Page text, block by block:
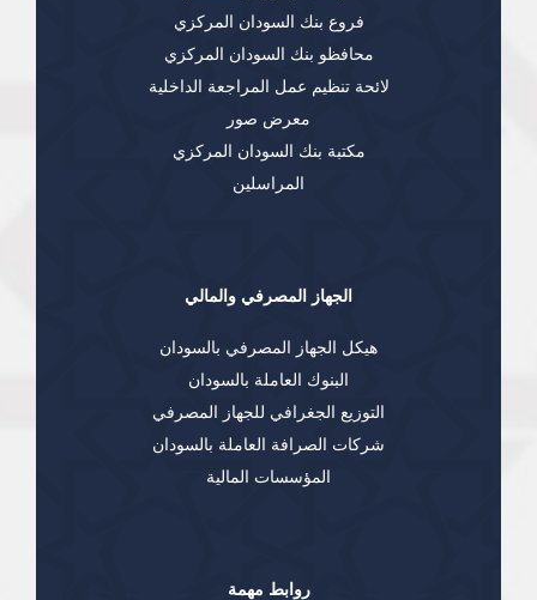
فروع بنك السودان المركزي
محافظو بنك السودان المركزي
لائحة تنظيم عمل المراجعة الداخلية
معرض صور
مكتبة بنك السودان المركزي
المراسلين
الجهاز المصرفي والمالي
هيكل الجهاز المصرفي بالسودان
البنوك العاملة بالسودان
التوزيع الجغرافي للجهاز المصرفي
شركات الصرافة العاملة بالسودان
المؤسسات المالية
روابط مهمة